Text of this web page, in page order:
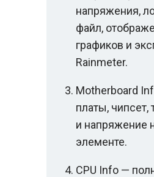
напряжения,
файл,
графиков и
Rainmeter.
Motherboard
платы, чипсет,
и напряжение
элементе.
CPU Info —